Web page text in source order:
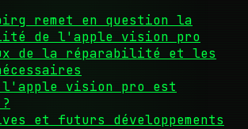
remet en question la
de l'apple vision pro
de la réparabilité et les
l'apple vision pro est
et futurs développements